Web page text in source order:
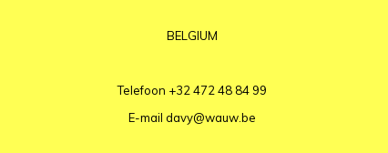
BELGIUM
Telefoon +32 472 48 84 99
E-mail davy@wauw.be